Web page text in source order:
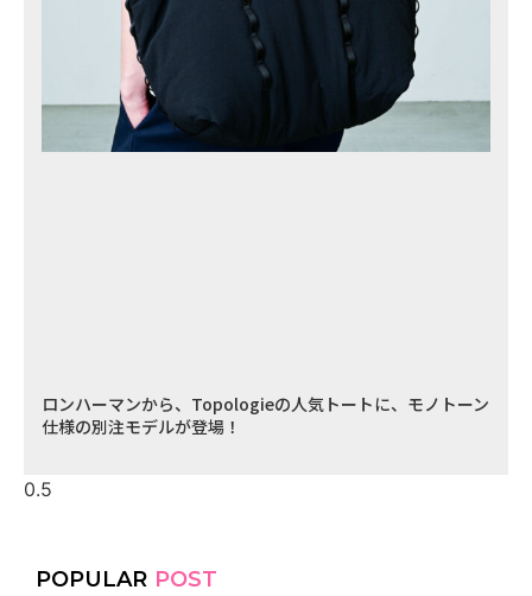
ロンハーマンから、Topologieの人気トートに、モノトーン
仕様の別注モデルが登場！
POPULAR POST